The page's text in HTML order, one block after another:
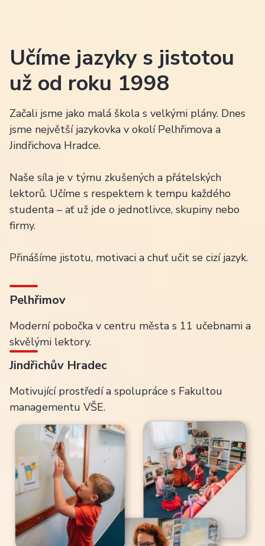
Učíme jazyky s jistotou
už od roku 1998
Začali jsme jako malá škola s velkými plány. Dnes
jsme největší jazykovka v okolí Pelhřimova a
Jindřichova Hradce.
Naše síla je v týmu zkušených a přátelských
lektorů. Učíme s respektem k tempu každého
studenta – ať už jde o jednotlivce, skupiny nebo
firmy.
Přinášíme jistotu, motivaci a chuť učit se cizí jazyk.
Pelhřimov
Moderní pobočka v centru města s 11 učebnami a
skvělými lektory.
Jindřichův Hradec
Motivující prostředí a spolupráce s Fakultou
managementu VŠE.